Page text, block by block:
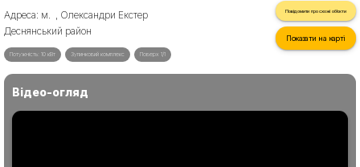
Адреса: м. , Олександри Екстер
Деснянський район
Повідомити про схожі об'єкти
Показати на карті
Потужність: 10 кВт Зупинковий комплекс Поверх 1/1
Відео-огляд